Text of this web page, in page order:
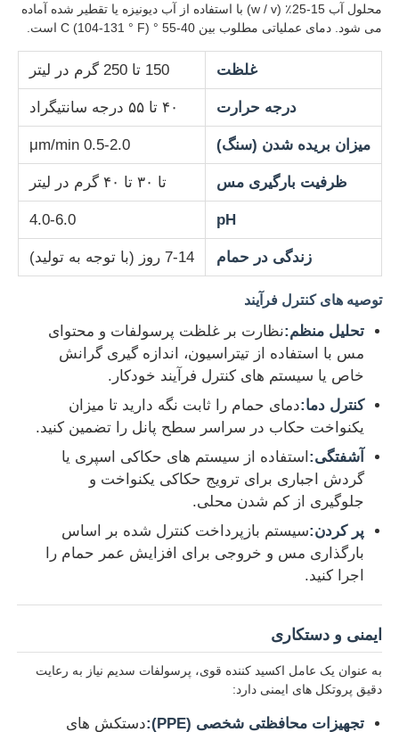
محلول آب 15-25٪ (w / v) با استفاده از آب دیونیزه یا تقطیر شده آماده
می شود. دمای عملیاتی مطلوب بین 40-55 ° C (104-131 ° F) است.
غلظت 150 تا 250 گرم در لیتر
درجه حرارت ۴۰ تا ۵۵ درجه سانتیگراد
میزان بریده شدن (سنگ) 0.5-2.0 μm/min
ظرفیت بارگیری مس تا ۳۰ تا ۴۰ گرم در لیتر
pH
4.0-6.0
زندگی در حمام 7-14 روز (با توجه به تولید)
توصیه های کنترل فرآیند
تحلیل منظم:نظارت بر غلظت پرسولفات و محتوای
مس با استفاده از تیتراسیون، اندازه گیری گرانش
خاص یا سیستم های کنترل فرآیند خودکار.
کنترل دما:دمای حمام را ثابت نگه دارید تا میزان
یکنواخت حکاب در سراسر سطح پانل را تضمین کنید.
آشفتگی: استفاده از سیستم های حکاکی اسپری یا
گردش اجباری برای ترویج حکاکی یکنواخت و
جلوگیری از کم شدن محلی.
پر کردن:سیستم بازپرداخت کنترل شده بر اساس
بارگذاری مس و خروجی برای افزایش عمر حمام را
اجرا کنید.
ایمنی و دستکاری
به عنوان یک عامل اکسید کننده قوی، پرسولفات سدیم نیاز به رعایت
دقیق پروتکل های ایمنی دارد:
تجهیزات محافظتی شخصی (PPE): دستکش های